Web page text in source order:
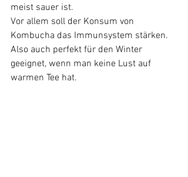
meist sauer ist.
Vor allem soll der Konsum von
Kombucha das Immunsystem stärken.
Also auch perfekt für den Winter
geeignet, wenn man keine Lust auf
warmen Tee hat.